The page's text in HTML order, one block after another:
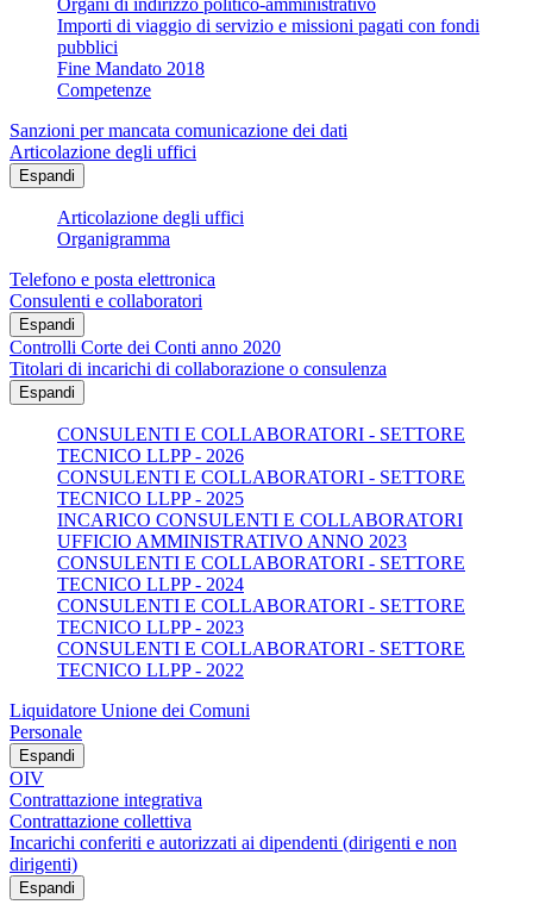
Importi di viaggio di servizio e missioni pagati con fondi
pubblici
Fine Mandato 2018
Competenze
Sanzioni per mancata comunicazione dei dati
Articolazione degli uffici
Espandi
Articolazione degli uffici
Organigramma
Telefono e posta elettronica
Consulenti e collaboratori
Espandi
Controlli Corte dei Conti anno 2020
Titolari di incarichi di collaborazione o consulenza
Espandi
CONSULENTI E COLLABORATORI - SETTORE
TECNICO LLPP - 2026
CONSULENTI E COLLABORATORI - SETTORE
TECNICO LLPP - 2025
INCARICO CONSULENTI E COLLABORATORI
UFFICIO AMMINISTRATIVO ANNO 2023
CONSULENTI E COLLABORATORI - SETTORE
TECNICO LLPP - 2024
CONSULENTI E COLLABORATORI - SETTORE
TECNICO LLPP - 2023
CONSULENTI E COLLABORATORI - SETTORE
TECNICO LLPP - 2022
Liquidatore Unione dei Comuni
Personale
Espandi
OIV
Contrattazione integrativa
Contrattazione collettiva
Incarichi conferiti e autorizzati ai dipendenti (dirigenti e non
dirigenti)
Espandi